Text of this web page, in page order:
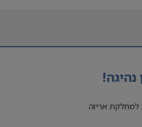
למחלקת אריזה